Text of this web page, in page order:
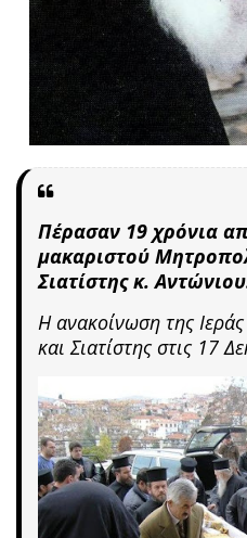
Πέρασαν 19 χρόνια
μακαριστού
Σιατίστης κ. Αντώνιου
Η ανακοίνωση της
και Σιατίστης στις 17